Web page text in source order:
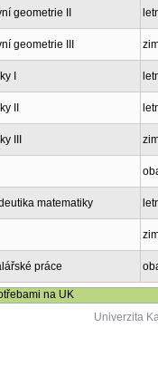
geometrie II
geometrie III
I
II
III
matematiky
práce
na UK
Univerzita